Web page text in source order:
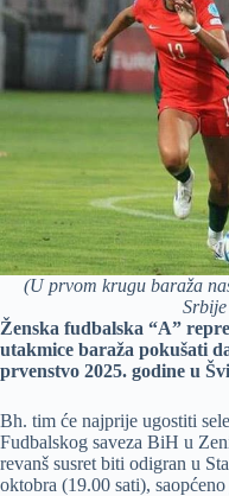
(U prvom krugu baraža
Ženska fudbalska “A”
utakmice baraža pokušati
prvenstvo 2025. godine u
Bh. tim će najprije ugostiti
Fudbalskog saveza BiH u
revanš susret biti odigran u
oktobra (19.00 sati),